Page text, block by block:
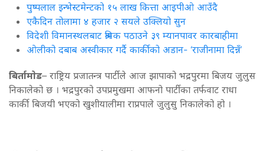
पुष्पलाल इन्भेस्टमेन्टको १५ लाख कित्ता आइपीओ आउँदै
एकैदिन तोलामा ४ हजार २ सयले उक्लियो सुन
विदेशी विमानस्थलबाट श्रमिक पठाउने ३९ म्यानपावर कारबाहीमा
ओलीको दबाब अस्वीकार गर्दै कार्कीको अडान- ‘राजीनामा दिन्नँ’
बिर्तामाेड– राष्ट्रिय प्रजातन्त्र पार्टीले आज झापाको भद्रपुरमा बिजय जुलुस
निकालेको छ । भद्रपुरको उपप्रमुखमा आफनो पार्टीका तर्फवाट राधा
कार्की बिजयी भएको खुशीयालीमा राप्रपाले जुलुसु निकालेको हो ।